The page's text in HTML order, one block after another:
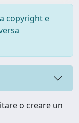
copyright e
o creare un